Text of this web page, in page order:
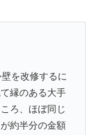
を改修するに
縁のある大手
ろ、ほぼ同じ
約半分の金額